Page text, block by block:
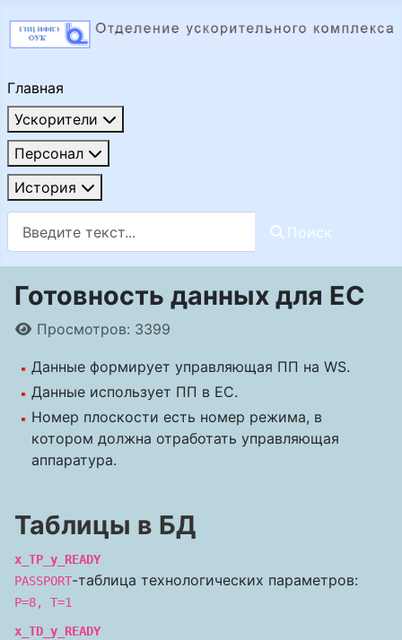
Главная
Ускорители
Персонал
История
Поиск
Готовность данных для EC
Информация о материале
Просмотров: 3399
Данные формирует управляющая ПП на WS.
Данные использует ПП в EC.
Номер плоскости есть номер режима, в
котором должна отработать управляющая
аппаратура.
Таблицы в БД
x_TP_y_READY
PASSPORT-таблица технологических параметров:
P=8, T=1
x_TD_y_READY